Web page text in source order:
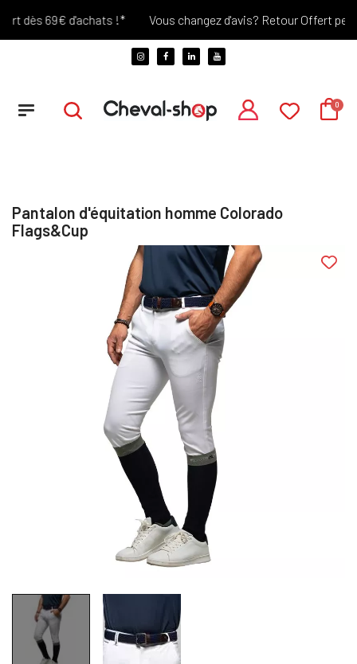
dès 69€ d'achats !* Vous changez d'avis? Retour Offert
Pantalon d'équitation homme Colorado
Flags&Cup